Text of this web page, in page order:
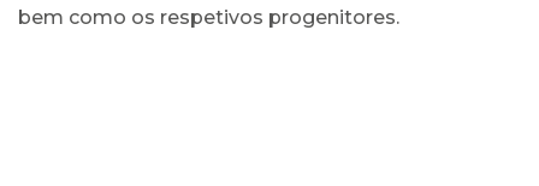
bem como os respetivos progenitores.